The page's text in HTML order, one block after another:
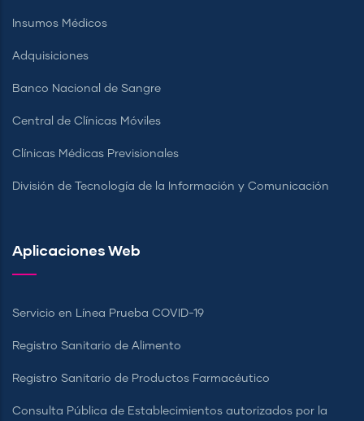
Insumos Médicos
Adquisiciones
Banco Nacional de Sangre
Central de Clínicas Móviles
Clínicas Médicas Previsionales
División de Tecnología de la Información y Comunicación
Aplicaciones Web
Servicio en Línea Prueba COVID-19
Registro Sanitario de Alimento
Registro Sanitario de Productos Farmacéutico
Consulta Pública de Establecimientos autorizados por la